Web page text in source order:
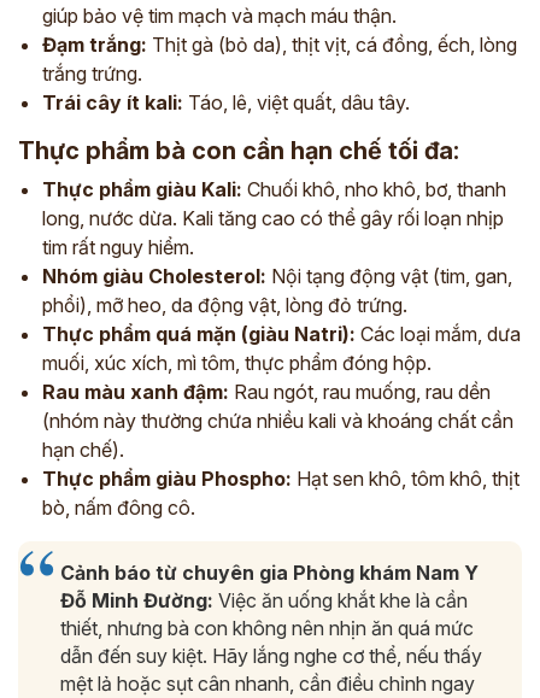
giúp bảo vệ tim mạch và mạch máu thận.
Đạm trắng: Thịt gà (bỏ da), thịt vịt, cá đồng, ếch, lòng
trắng trứng.
Trái cây ít kali: Táo, lê, việt quất, dâu tây.
Thực phẩm bà con cần hạn chế tối đa:
Thực phẩm giàu Kali: Chuối khô, nho khô, bơ, thanh
long, nước dừa. Kali tăng cao có thể gây rối loạn nhịp
tim rất nguy hiểm.
Nhóm giàu Cholesterol: Nội tạng động vật (tim, gan,
phổi), mỡ heo, da động vật, lòng đỏ trứng.
Thực phẩm quá mặn (giàu Natri): Các loại mắm, dưa
muối, xúc xích, mì tôm, thực phẩm đóng hộp.
Rau màu xanh đậm: Rau ngót, rau muống, rau dền
(nhóm này thường chứa nhiều kali và khoáng chất cần
hạn chế).
Thực phẩm giàu Phospho: Hạt sen khô, tôm khô, thịt
bò, nấm đông cô.
Cảnh báo từ chuyên gia Phòng khám Nam Y
Đỗ Minh Đường: Việc ăn uống khắt khe là cần
thiết, nhưng bà con không nên nhịn ăn quá mức
dẫn đến suy kiệt. Hãy lắng nghe cơ thể, nếu thấy
mệt lả hoặc sụt cân nhanh, cần điều chỉnh ngay